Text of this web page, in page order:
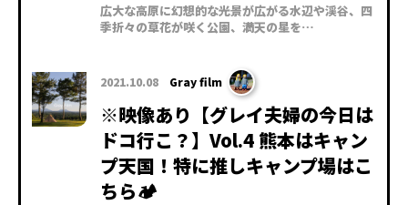
広大な高原に幻想的な光景が広がる水辺や渓谷、四
季折々の草花が咲く公園、満天の星を…
2021.10.08 Gray film
※映像あり【グレイ夫婦の今日は
ドコ行こ？】Vol.4 熊本はキャン
プ天国！特に推しキャンプ場はこ
ちら🏕